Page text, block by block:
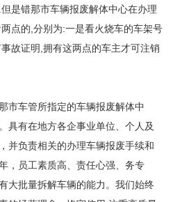
是错那市车辆报废解体中心在办理
点的,分别为:一是看火烧车的车架号
故证明,拥有这两点的车主才可注销
市车管所指定的车辆报废解体中
具有在地方各企事业单位、个人及
并负责相关的办理车辆报废手续和
，员工素质高、责任心强、务专
大批量拆解车辆的能力。我们始终